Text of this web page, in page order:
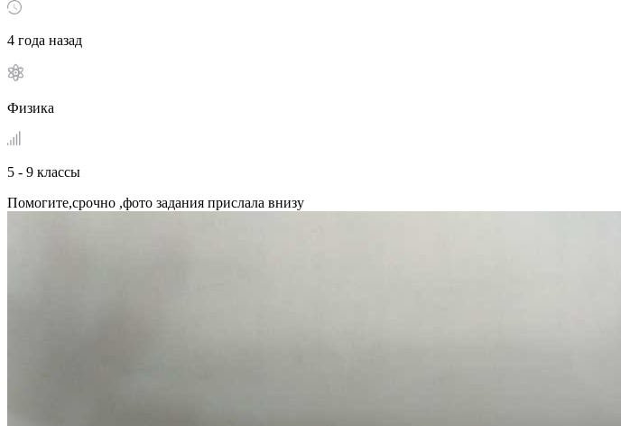
4 года назад
Физика
5 - 9 классы
Помогите,срочно ,фото задания прислала внизу